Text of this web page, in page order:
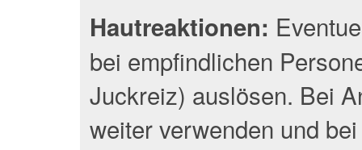
Hautreaktionen:
bei empfindlichen
Juckreiz) auslösen. Bei
weiter verwenden und